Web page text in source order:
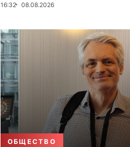
16:32 08.08.2026
ОБЩЕСТВО